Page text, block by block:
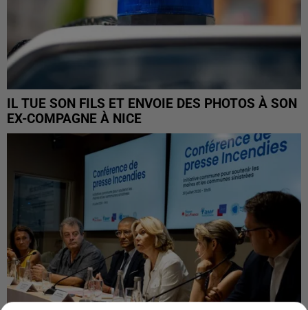
IL TUE SON FILS ET ENVOIE DES PHOTOS À SON
EX-COMPAGNE À NICE